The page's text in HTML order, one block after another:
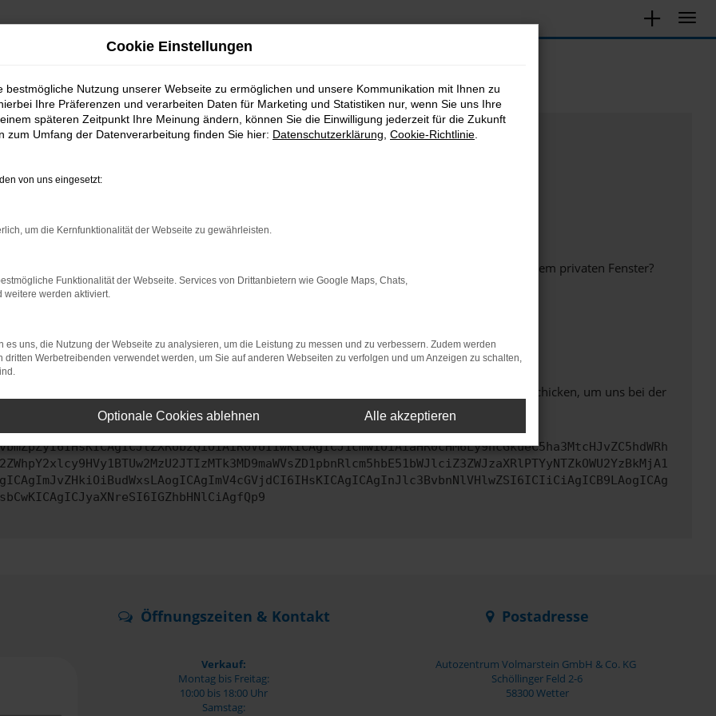
bestimmter Seiten verhindern. Funktioniert die Seite in einem anderen Browser oder in einem privaten Fenster?
beheben.
auf dem neuesten Stand sind.
kann auch dazu führen, dass bestimmte Funktionen nicht mehr unterstützt werden.
uns bitte. Wir werden versuchen, das Problem zu beheben. Du kannst uns diesen Text schicken, um uns bei der
Öffnungszeiten & Kontakt
Verkauf:
Montag bis Freitag:
10:00 bis 18:00 Uhr
Samstag:
Postadresse
Autozentrum Volmarstein GmbH & Co. KG
Schöllinger Feld 2-6
58300 Wetter
Cookie Einstellungen
bestmögliche Nutzung unserer Webseite zu ermöglichen und unsere Kommunikation mit Ihnen zu
Ihre Präferenzen und verarbeiten Daten für Marketing und Statistiken nur, wenn Sie uns Ihre
späteren Zeitpunkt Ihre Meinung ändern, können Sie die Einwilligung jederzeit für die Zukunft
zum Umfang der Datenverarbeitung finden Sie hier: Datenschutzerklärung Cookie-Richtlinie
von uns eingesetzt:
um die Kernfunktionalität der Webseite zu gewährleisten.
Funktionalität der Webseite. Services von Drittanbietern wie Google Maps, Chats,
weitere werden aktiviert.
es uns, die Nutzung der Webseite zu analysieren, um die Leistung zu messen und zu verbessern. Zudem werden
dritten Werbetreibenden verwendet werden, um Sie auf anderen Webseiten zu verfolgen und um Anzeigen zu schalten,
Optionale Cookies ablehnen Alle akzeptieren